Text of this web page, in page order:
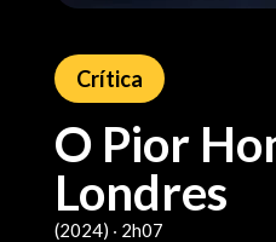
Crítica
O Pior
Londres
(2024) ‧ 2h07